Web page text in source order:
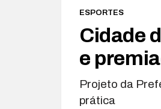
ESPORTES
Cidade
e
Projeto da
prática